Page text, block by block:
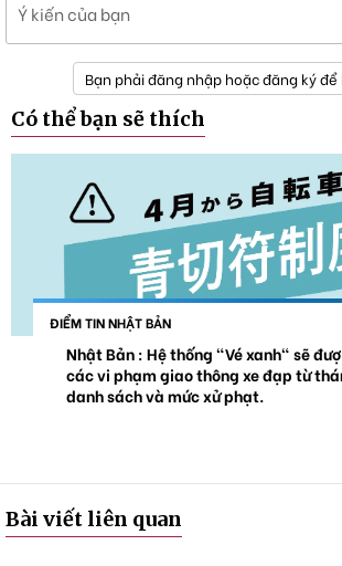
Ý kiến của bạn
Bạn phải đăng nhập hoặc đăng ký để
Có thể bạn sẽ thích
ĐIỂM TIN NHẬT BẢN
Nhật Bản : Hệ thống "Vé xanh" sẽ
các vi phạm giao thông xe đạp từ
danh sách và mức xử phạt.
Bài viết liên quan